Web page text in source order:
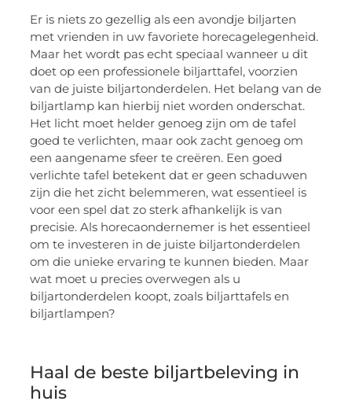
Er is niets zo gezellig als een avondje biljarten
met vrienden in uw favoriete horecagelegenheid.
Maar het wordt pas echt speciaal wanneer u dit
doet op een professionele biljarttafel, voorzien
van de juiste biljartonderdelen. Het belang van de
biljartlamp kan hierbij niet worden onderschat.
Het licht moet helder genoeg zijn om de tafel
goed te verlichten, maar ook zacht genoeg om
een ​​aangename sfeer te creëren. Een goed
verlichte tafel betekent dat er geen schaduwen
zijn die het zicht belemmeren, wat essentieel is
voor een spel dat zo sterk afhankelijk is van
precisie. Als horecaondernemer is het essentieel
om te investeren in de juiste biljartonderdelen
om die unieke ervaring te kunnen bieden. Maar
wat moet u precies overwegen als u
biljartonderdelen koopt, zoals biljarttafels en
biljartlampen?
Haal de beste biljartbeleving in
huis